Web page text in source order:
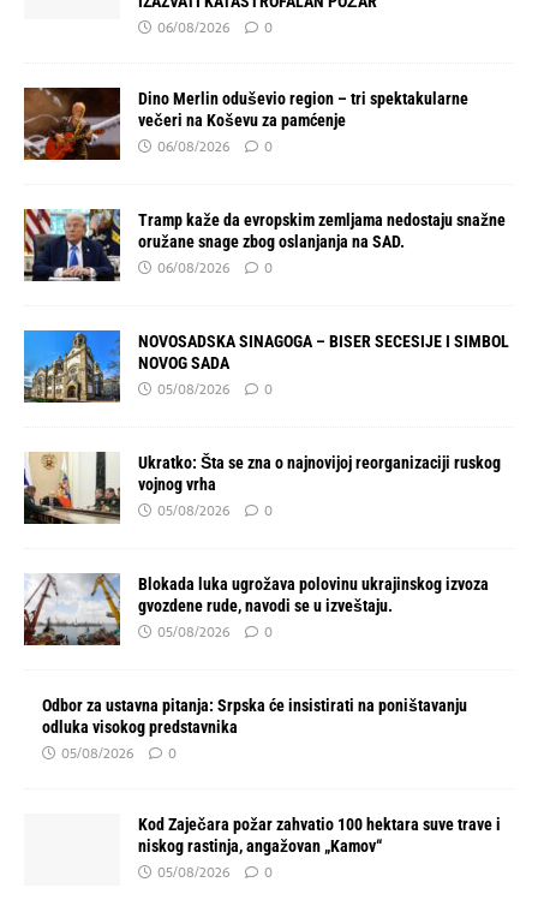
06/08/2026 0
Dino Merlin oduševio region – tri spektakularne
večeri na Koševu za pamćenje
06/08/2026 0
Tramp kaže da evropskim zemljama nedostaju snažne
oružane snage zbog oslanjanja na SAD.
06/08/2026 0
NOVOSADSKA SINAGOGA – BISER SECESIJE I SIMBOL
NOVOG SADA
05/08/2026 0
Ukratko: Šta se zna o najnovijoj reorganizaciji ruskog
vojnog vrha
05/08/2026 0
Blokada luka ugrožava polovinu ukrajinskog izvoza
gvozdene rude, navodi se u izveštaju.
05/08/2026 0
Odbor za ustavna pitanja: Srpska će insistirati na poništavanju
odluka visokog predstavnika
05/08/2026 0
Kod Zaječara požar zahvatio 100 hektara suve trave i
niskog rastinja, angažovan „Kamov“
05/08/2026 0